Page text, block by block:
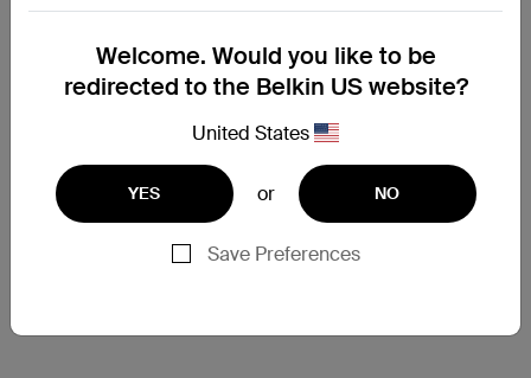
Qi2は画期的なテクノロジーであり、今後も開発が続けら
れるでしょう。私たちが目にしているのは、その応用の始
は、人々がより簡単かつ生産的に働いて生活できるように
するのに役立つ、この素晴らしいテクノロジーに参画でき
ることをうれしく思っています。当社の専属パートナー向
けに特別に設計された、受賞歴のあるQi2コレクション製
Welcome. Would you like to be
redirected to the Belkin US website?
United States
YES or NO
Save Preferences